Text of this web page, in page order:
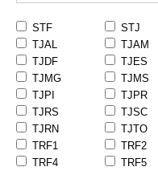
STF STJ
TJAL
TJAM
TJDF
TJES
TJMG
TJMS
TJPI
TJPR
TJRS
TJSC
TJRN
TJTO
TRF1
TRF2
TRF4
TRF5